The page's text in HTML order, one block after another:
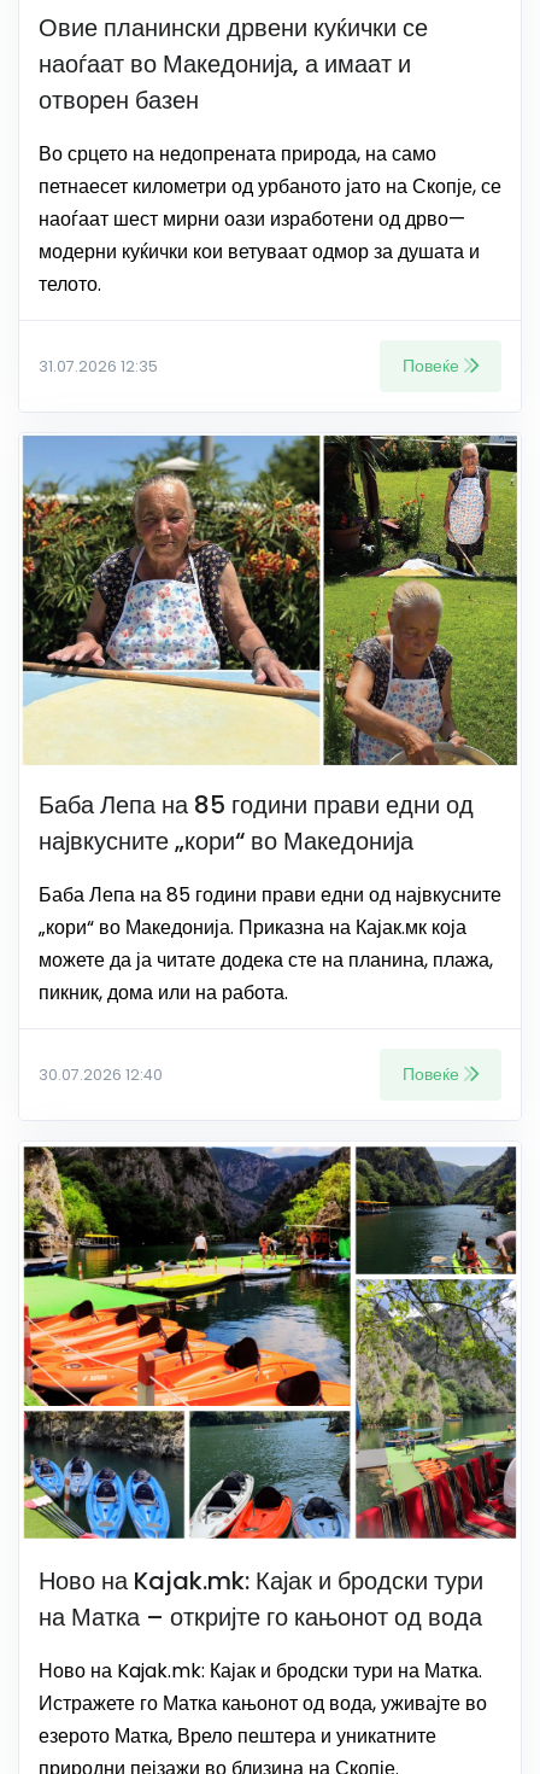
Овие планински дрвени куќички се
наоѓаат во Македонија, а имаат и
отворен базен
Во срцето на недопрената природа, на само
петнаесет километри од урбаното јато на Скопје, се
наоѓаат шест мирни оази изработени од дрво—
модерни куќички кои ветуваат одмор за душата и
телото.
31.07.2026 12:35 Повеќе
Баба Лепа на 85 години прави едни од
највкусните „кори“ во Македонија
Баба Лепа на 85 години прави едни од највкусните
„кори“ во Македонија. Приказна на Кајак.мк која
можете да ја читате додека сте на планина, плажа,
пикник, дома или на работа.
30.07.2026 12:40 Повеќе
Ново на Kajak.mk: Кајак и бродски тури
на Матка – откријте го кањонот од вода
Ново на Kajak.mk: Кајак и бродски тури на Матка.
Истражете го Матка кањонот од вода, уживајте во
езерото Матка, Врело пештера и уникатните
природни пејзажи во близина на Скопје.